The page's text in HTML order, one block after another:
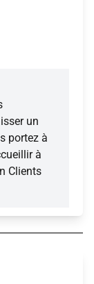
un
portez à
à
Clients